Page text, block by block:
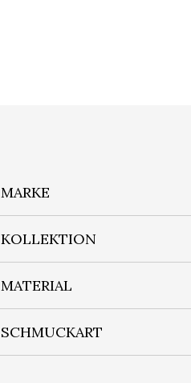
MARKE
KOLLEKTION
MATERIAL
SCHMUCKART